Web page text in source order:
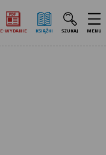
E‑WYDANIE KSIĄŻKI SZUKAJ MENU